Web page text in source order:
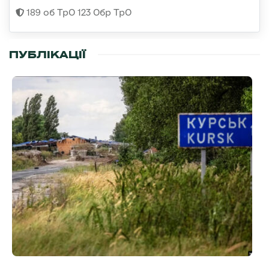
189 об ТрО 123 Обр ТрО
ПУБЛІКАЦІЇ